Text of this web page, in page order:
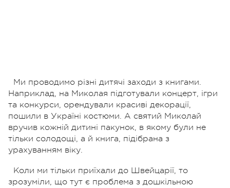
Ми проводимо різні дитячі заходи з книгами.
Наприклад, на Миколая підготували концерт, ігри
та конкурси, орендували красиві декорації,
пошили в Україні костюми. А святий Миколай
вручив кожній дитині пакунок, в якому були не
тільки солодощі, а й книга, підібрана з
урахуванням віку.
Коли ми тільки приїхали до Швейцарії, то
зрозуміли, що тут є проблема з дошкільною